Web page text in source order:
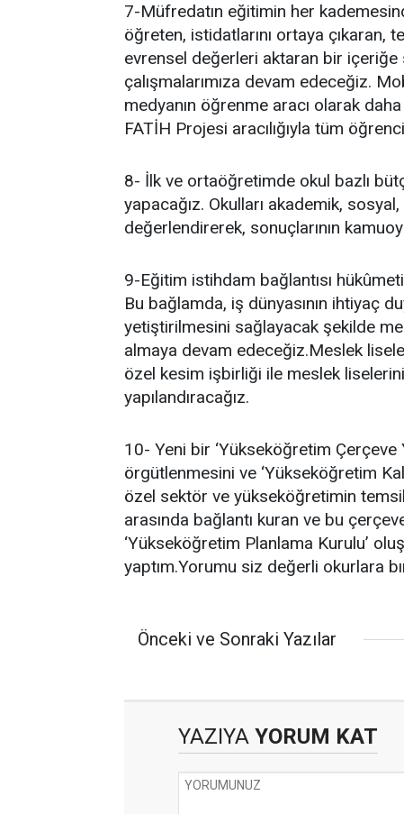
7-Müfredatın eğitimin her
öğreten, istidatlarını ortaya çıkaran,
evrensel değerleri aktaran bir
çalışmalarımıza devam edeceğiz.
medyanın öğrenme aracı olarak
FATİH Projesi aracılığıyla tüm
8- İlk ve ortaöğretimde okul bazlı
yapacağız. Okulları akademik,
değerlendirerek, sonuçlarının
9-Eğitim istihdam bağlantısı
Bu bağlamda, iş dünyasının ihtiyaç
yetiştirilmesini sağlayacak şekilde
almaya devam edeceğiz.Meslek
özel kesim işbirliği ile meslek
yapılandıracağız.
10- Yeni bir ‘Yükseköğretim Çerçeve
örgütlenmesini ve ‘Yükseköğretim
özel sektör ve yükseköğretimin
arasında bağlantı kuran ve bu
‘Yükseköğretim Planlama Kurulu’
yaptım.Yorumu siz değerli okurlara
Önceki ve Sonraki Yazılar
YAZIYA YORUM KAT